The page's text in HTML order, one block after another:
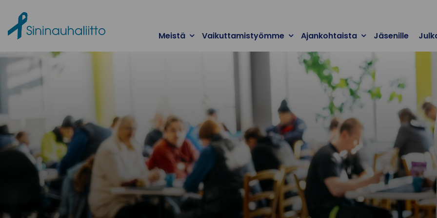
Meistä Vaikuttamistyömme Ajankohtaista Jäsenille